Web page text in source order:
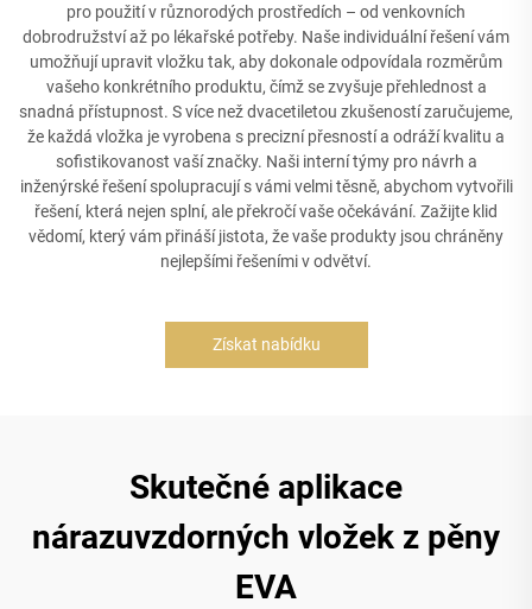
pro použití v různorodých prostředích – od venkovních
dobrodružství až po lékařské potřeby. Naše individuální řešení vám
umožňují upravit vložku tak, aby dokonale odpovídala rozměrům
vašeho konkrétního produktu, čímž se zvyšuje přehlednost a
snadná přístupnost. S více než dvacetiletou zkušeností zaručujeme,
že každá vložka je vyrobena s precizní přesností a odráží kvalitu a
sofistikovanost vaší značky. Naši interní týmy pro návrh a
inženýrské řešení spolupracují s vámi velmi těsně, abychom vytvořili
řešení, která nejen splní, ale překročí vaše očekávání. Zažijte klid
vědomí, který vám přináší jistota, že vaše produkty jsou chráněny
nejlepšími řešeními v odvětví.
Získat nabídku
Skutečné aplikace
nárazuvzdorných vložek z pěny
EVA